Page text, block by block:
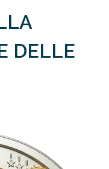
DELLE